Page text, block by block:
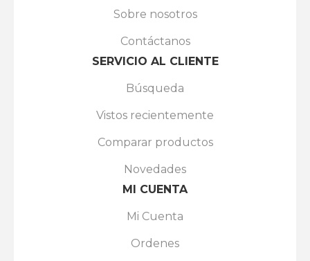
Sobre nosotros
Contáctanos
SERVICIO AL CLIENTE
Búsqueda
Vistos recientemente
Comparar productos
Novedades
MI CUENTA
Mi Cuenta
Ordenes